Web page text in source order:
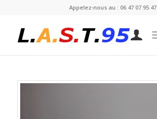
Appelez-nous au : 06 47 07 95 47